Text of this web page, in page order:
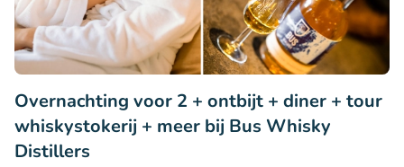
Overnachting voor 2 + ontbijt + diner + tour
whiskystokerij + meer bij Bus Whisky
Distillers